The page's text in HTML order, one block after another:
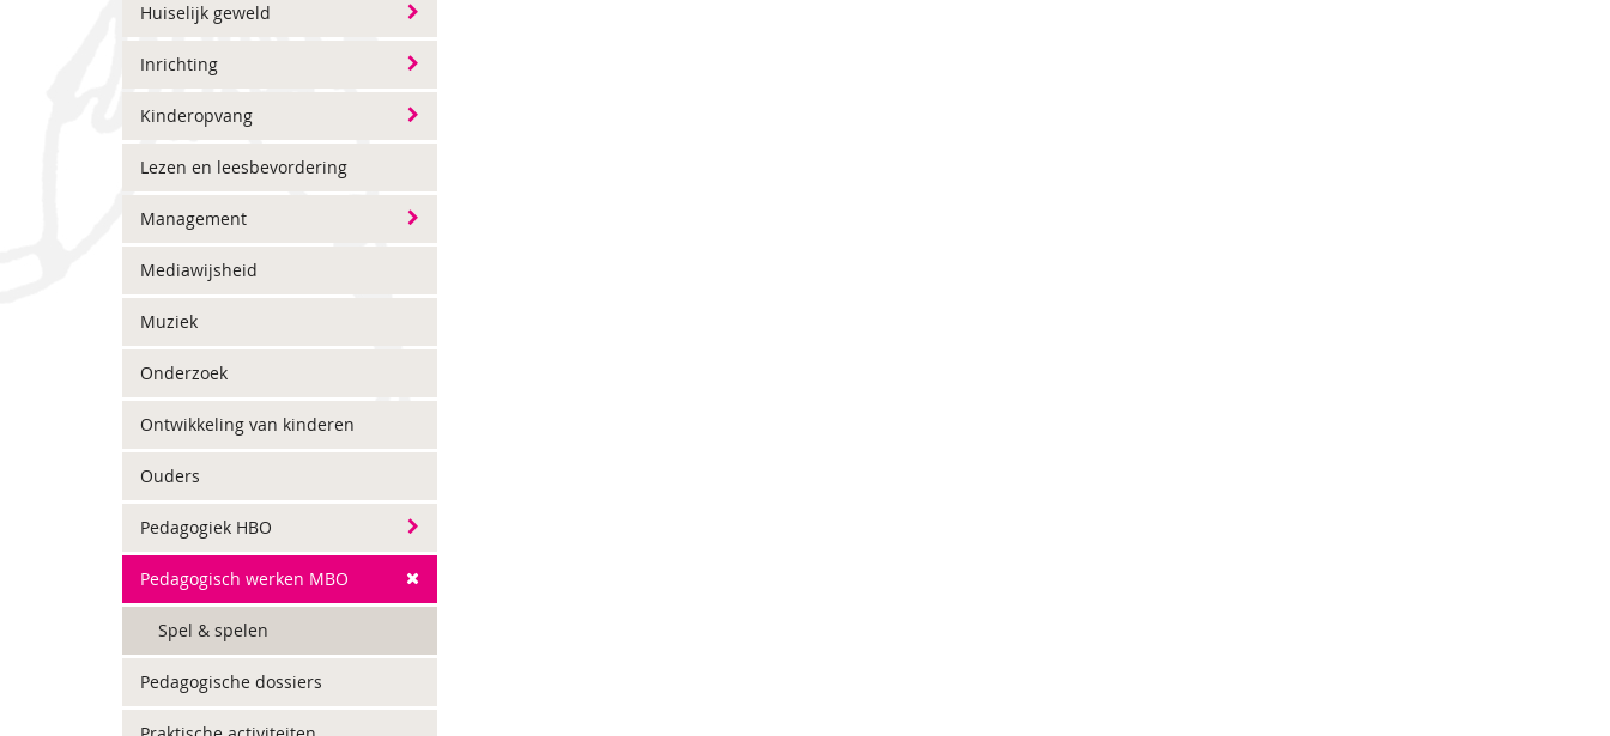
Huiselijk geweld
Inrichting
Kinderopvang
Lezen en leesbevordering
Management
Mediawijsheid
Muziek
Onderzoek
Ontwikkeling van kinderen
Ouders
Pedagogiek HBO
Pedagogisch werken MBO
Spel & spelen
Pedagogische dossiers